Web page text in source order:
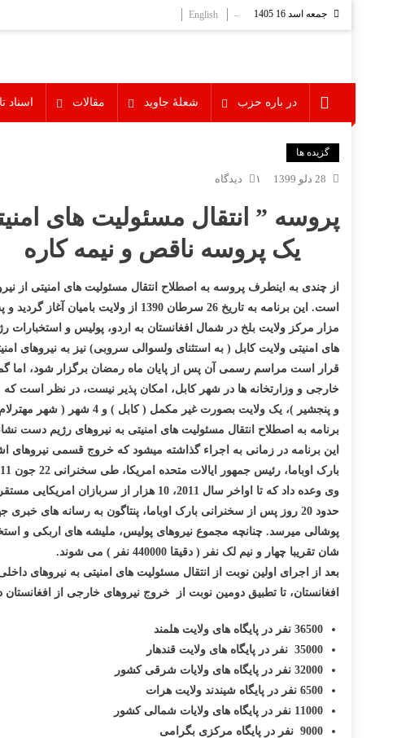
جمعه اسد 16 1405 –
English
در باره حزب شعلۀ جاوید مقالات اسناد
گزیده ها
28 دلو 1399 ۱ دیدگاه
پروسه ” انتقال مسئولیت های
یک پروسه ناقص و نیمه کاره
از چندی به اینطرف پروسه به اصطلاح انتقال مسئولیت های امنیتی از
است. این برنامه به تاریخ 26
مزار مرکز ولایت بلخ در شمال افغانستان به اردو، پولیس و
های امنیتی ولایت کابل ( به استثنای ولسوالی سروبی) نیز به نیروهای
قرار است مراسم رسمی آن پس از پایان ماه رمضان برگزار شود، اما
خارجی و وزارتخانه ها در شهر کابل، امکان پذیر نیست، در نظر است
و پنجشیر )، یک ولایت بصورت غیر مکمل ( کابل ) و 4 شهر ( شهر مهترلام مرکز ولایت
برنامه به اصطلاح انتقال مسئولیت های امنیتی به نیروهای رژیم دست
این برنامه در زمانی به اجراء گذاشته میشود که خروج قسمی
وی وعده داد که تا اواخر سال 2011، 10 هزار از سربازان امریکایی مستقر در افغانستان را از این کشور خارج میسازد.
شان تقریبا چهار و نیم لک نفر ( دقیقا 440000 نفر ) می شوند.
افغانستان، تا تطبیق دومین نوبت از خروج نیروهای خارجی از افغانستان در سال 2012، به ترتیب ذیل در پایگاه های شان مستقر خواهند بود و وظایف جنگی شان را طبق
36500 نفر در پایگاه های ولایت هلمند
35000 نفر در پایگاه های ولایت قندهار
32000 نفر در پایگاه های ولایات شرقی کشور
6500 نفر در پایگاه شیندند ولایت هرات
11000 نفر در پایگاه های ولایات شمالی کشور
9000 نفر در پایگاه مرکزی بگرامی